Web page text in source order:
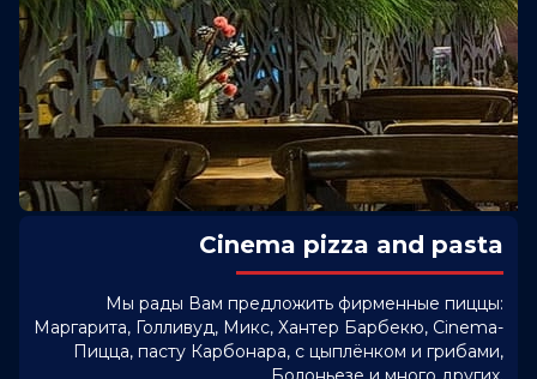
Cinema pizza and pasta
Мы рады Вам предложить фирменные пиццы:
Маргарита, Голливуд, Микс, Хантер Барбекю, Cinema-
Пицца, пасту Карбонара, с цыплёнком и грибами,